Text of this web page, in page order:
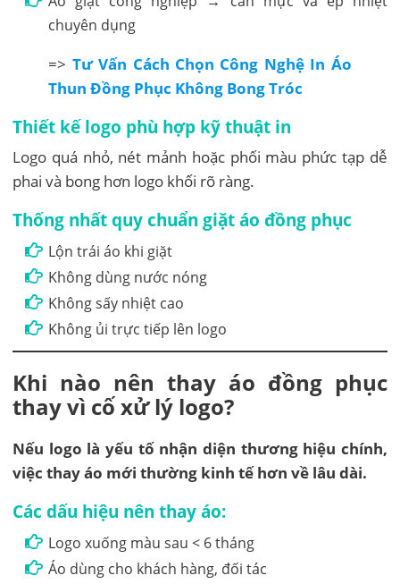
chuyên dụng
=> Tư Vấn Cách Chọn Công Nghệ In Áo
Thun Đồng Phục Không Bong Tróc
Thiết kế logo phù hợp kỹ thuật in
Logo quá nhỏ, nét mảnh hoặc phối màu phức tạp dễ
phai và bong hơn logo khối rõ ràng.
Thống nhất quy chuẩn giặt áo đồng phục
Lộn trái áo khi giặt
Không dùng nước nóng
Không sấy nhiệt cao
Không ủi trực tiếp lên logo
Khi nào nên thay áo đồng phục
thay vì cố xử lý logo?
Nếu logo là yếu tố nhận diện thương hiệu chính,
việc thay áo mới thường kinh tế hơn về lâu dài.
Các dấu hiệu nên thay áo:
Logo xuống màu sau < 6 tháng
Áo dùng cho khách hàng, đối tác